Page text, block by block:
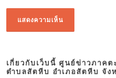
เกี่ยวกับเว็บนี้ ศูนย์ข่าวภาค
ตำบลสัตหีบ อำเภอสัตหีบ จั